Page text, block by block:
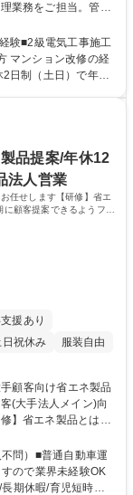
業務をご担当。管理
を中心に行程・品
》■工程管理 ■品質
居住者様との折衝
おり、着実にスキル
験■2級電気工事施工
マンション改修の経
員によるOJTや充実
せる教育体制が整っ
けながら着実に実務
気工事士 2級電気工
品提案/年休12
法人営業
任せします【研修】省エ
顧客提案できるようフォ
援あり
日祝休み 服装自由
】省エネ製品とは？
客提案できるようフ
までの一貫した提案
ので、業界未経験で
問）■普通自動車運
ので業界未経験OK